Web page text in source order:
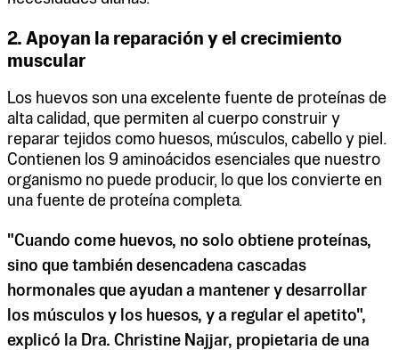
2. Apoyan la reparación y el crecimiento
muscular
Los huevos son una excelente fuente de proteínas de
alta calidad, que permiten al cuerpo construir y
reparar tejidos como huesos, músculos, cabello y piel.
Contienen los 9 aminoácidos esenciales que nuestro
organismo no puede producir, lo que los convierte en
una fuente de proteína completa.
"Cuando come huevos, no solo obtiene proteínas,
sino que también desencadena cascadas
hormonales que ayudan a mantener y desarrollar
los músculos y los huesos, y a regular el apetito",
explicó la Dra. Christine Najjar, propietaria de una